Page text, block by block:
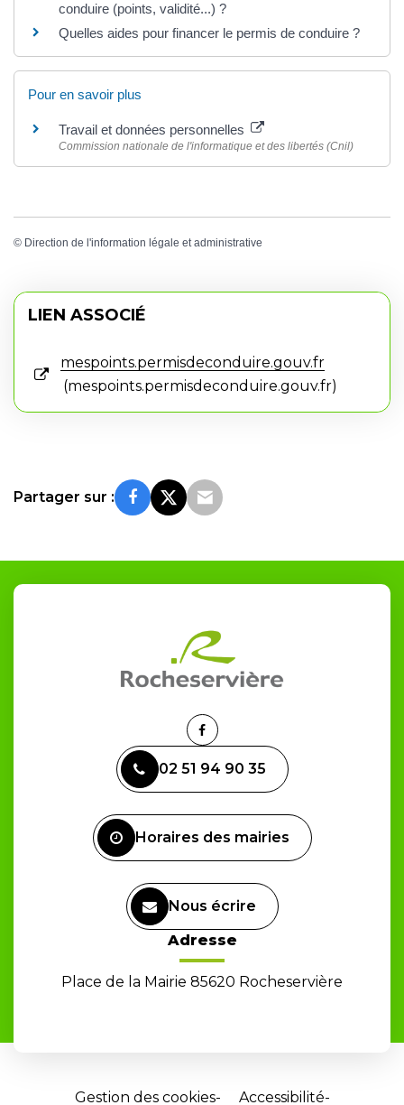
conduire (points, validité...) ?
Quelles aides pour financer le permis de conduire ?
Pour en savoir plus
Travail et données personnelles
Commission nationale de l'informatique et des libertés (Cnil)
© Direction de l'information légale et administrative
LIEN ASSOCIÉ
mespoints.permisdeconduire.gouv.fr
mespoints.permisdeconduire.gouv.fr
Partager sur :
Lien
le
compte
02 51 94 90 35
Horaires des mairies
Nous écrire
Adresse
Place de la Mairie 85620 Rocheservière
Gestion des cookies Accessibilité